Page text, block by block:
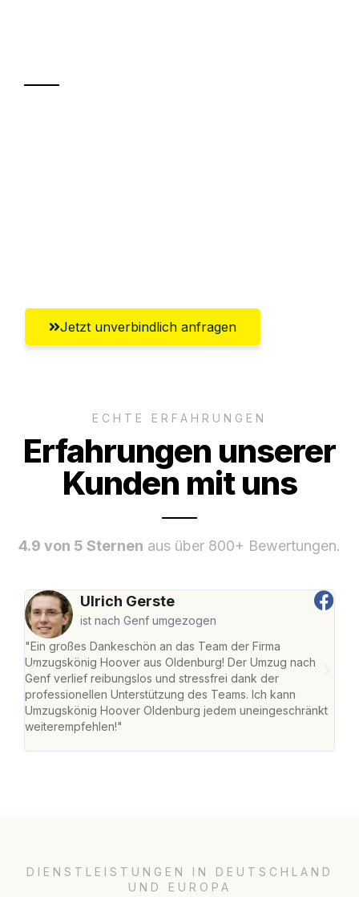
Jetzt unverbindlich anfragen
ECHTE ERFAHRUNGEN
Erfahrungen unserer
Kunden mit uns
4.9 von 5 Sternen aus über 800+ Bewertungen.
Ulrich Gerste
ist nach Genf umgezogen
"Ein großes Dankeschön an das Team der Firma
Umzugskönig Hoover aus Oldenburg! Der Umzug nach
Genf verlief reibungslos und stressfrei dank der
professionellen Unterstützung des Teams. Ich kann
Umzugskönig Hoover Oldenburg jedem uneingeschränkt
weiterempfehlen!"
DIENSTLEISTUNGEN IN DEUTSCHLAND
UND EUROPA